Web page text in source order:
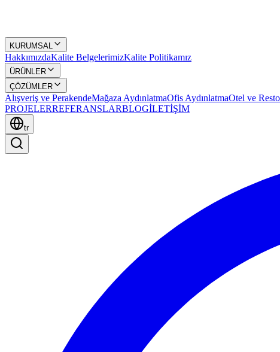
KURUMSAL
HakkımızdaKalite BelgelerimizKalite Politikamız
ÜRÜNLER
ÇÖZÜMLER
Alışveriş ve PerakendeMağaza AydınlatmaOfis AydınlatmaOtel ve
PROJELERREFERANSLARBLOGİLETİŞİM
tr